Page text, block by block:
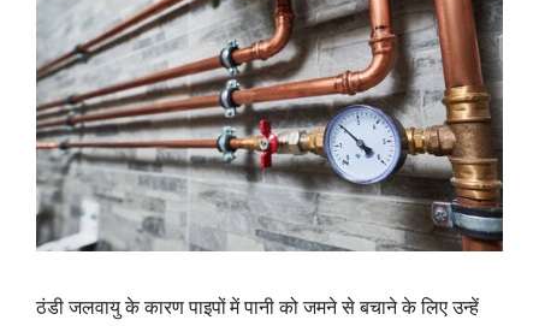
ठंडी जलवायु के कारण पाइपों में पानी को जमने से बचाने के लिए उन्हें